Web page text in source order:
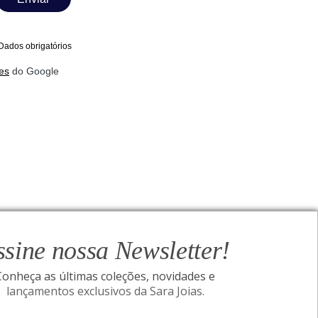
nossa Newsletter!
as últimas coleções, novidades e
lançamentos exclusivos da Sara Joias.
obrigatórios
do Google
SIGA-NOS